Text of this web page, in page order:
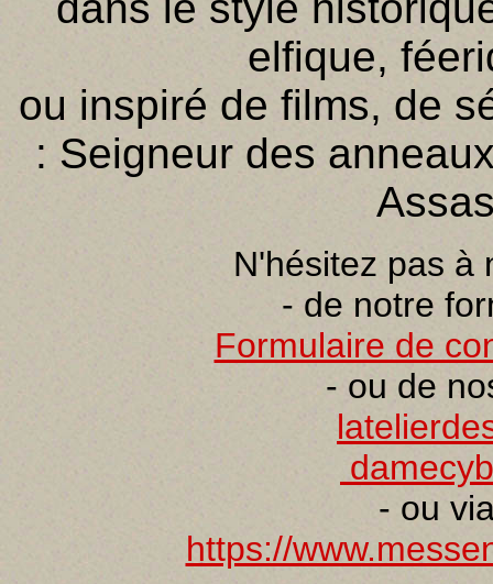
elfique,
ou inspiré de films, de
: Seigneur des
N'hésitez pas à
- de notre
Formulaire de
- ou de
- ou
https://